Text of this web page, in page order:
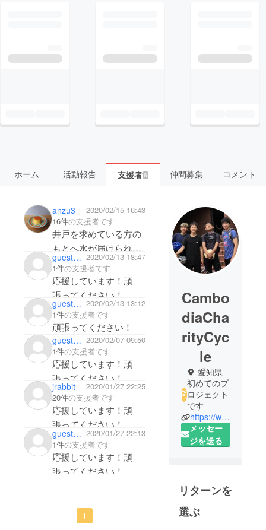
ホーム 活動報告 支援者6 仲間募集 コメント
anzu3
2020/02/15 16:43
16件の支援者です
井戸を求めている方の
もとへ水が届けられま
すよう、頑張ってくだ
さい！応援していま
す。
guest85ab58cef544 2020/02/13 18:47
1件の支援者です
応援しています！頑
張ってください！
guestd2736e9dd2a4 2020/02/13 13:12
1件の支援者です
頑張ってください！
guest693397f24ca4 2020/02/07 09:50
1件の支援者です
応援しています！頑
張ってください！
jrabbit
2020/01/27 22:25
20件の支援者です
応援しています！頑
張ってください！
guest1bad85fe15e4 2020/01/27 22:13
1件の支援者です
応援しています！頑
張ってください！
1
Cambo
diaCha
rityCyc
le
愛知県
初めてのプ
ロジェクト
です
https://www.facebook.com/CambodiaCharityCycle/
メッセー
ジを送る
リターンを
選ぶ